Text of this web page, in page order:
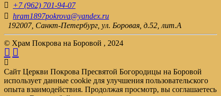
+7 (962) 701-94-07
hram1897pokrova@yandex.ru
192007, Санкт-Петербург, ул. Боровая, д.52, лит.А
© Храм Покрова на Боровой , 2024
Сайт Церкви Покрова Пресвятой Богородицы на Боровой
использует данные cookie для улучшения пользовательского
опыта взаимодействия. Продолжая просмотр, вы соглашаетесь